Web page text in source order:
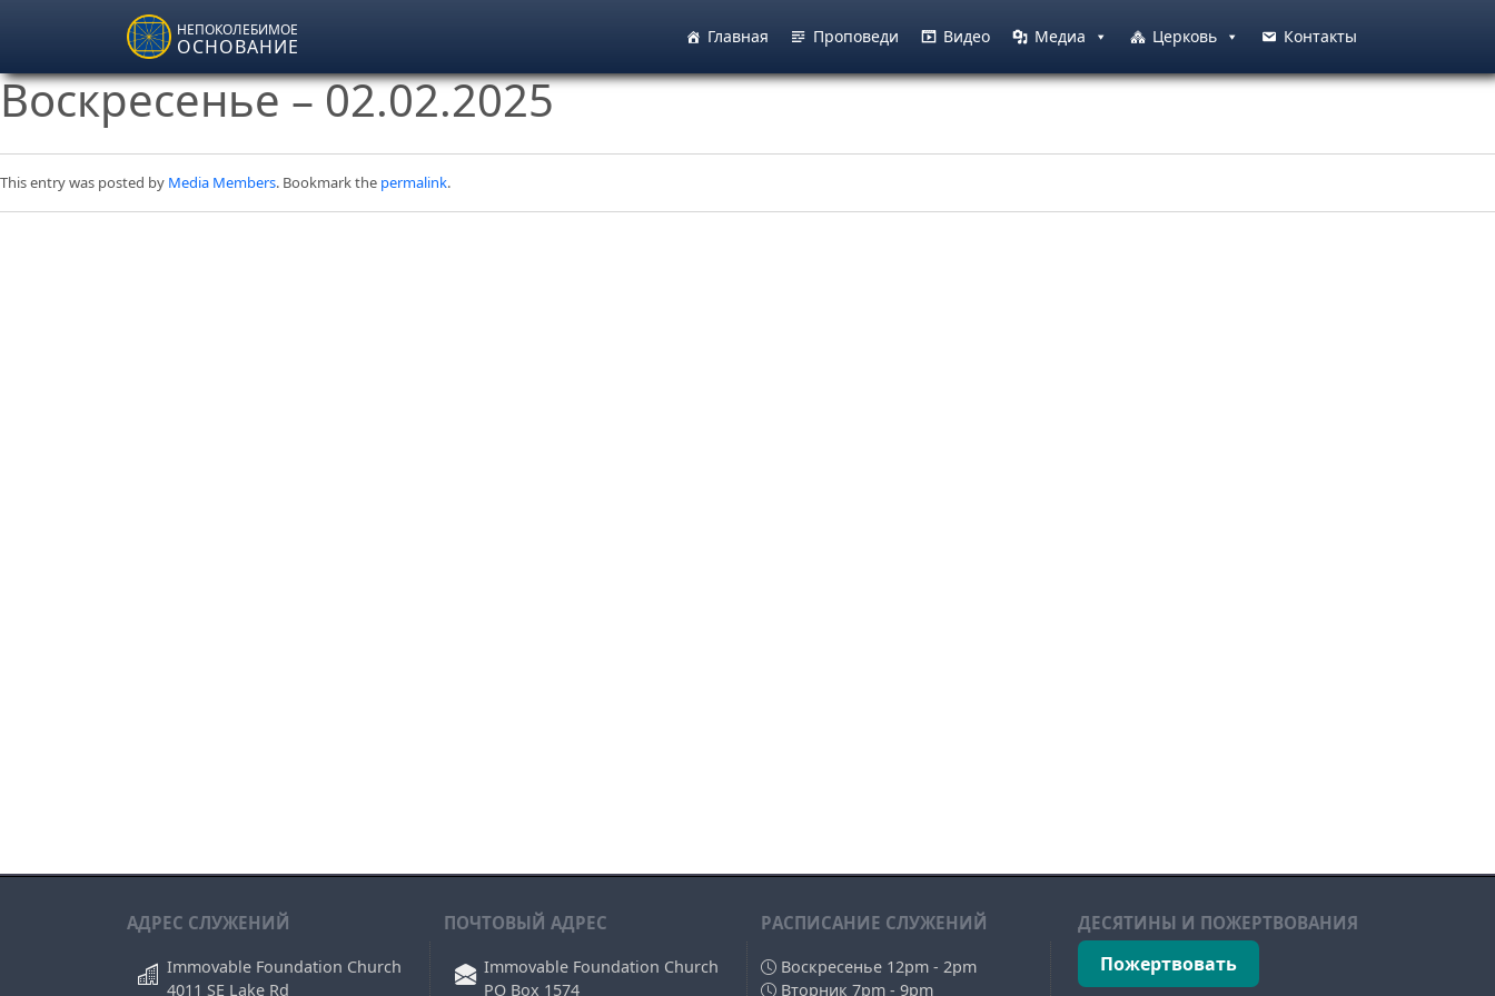
Skip to main content
НЕПОКОЛЕБИМОЕ
ОСНОВАНИЕ Главная Проповеди Видео Медиа Церковь Контакты
Воскресенье – 02.02.2025
This entry was posted by Media Members. Bookmark the permalink.
АДРЕС СЛУЖЕНИЙ
Immovable Foundation Church
4011 SE Lake Rd
ПОЧТОВЫЙ АДРЕС
Immovable Foundation Church
PO Box 1574
РAСПИСАНИЕ СЛУЖЕНИЙ
Воскресенье 12pm - 2pm
Вторник 7pm - 9pm
ДЕСЯТИНЫ И ПОЖЕРТВОВАНИЯ
Пожертвовать